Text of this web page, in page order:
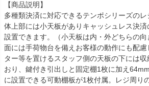
【商品説明】
多種類決済に対応できるテンポシリーズの
体上部には小天板がありキャッシュレス決
設置できます。（小天板は内・外どちらの
面には手荷物台を備えお客様の動作にも配
ター等を置けるスタッフ側の天板の下には
おり、鍵付き引出しと固定棚1枚に加え
に設置できる可動棚板が1枚付属。レジ周り